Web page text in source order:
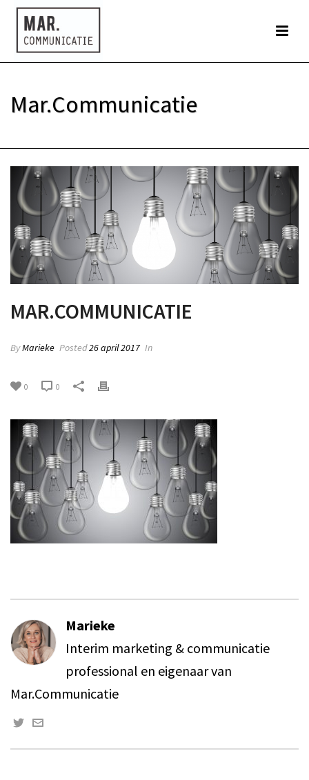
Mar.Communicatie
MAR.COMMUNICATIE
ByMarieke Posted26 april 2017 In
0 0
Marieke
Interim marketing & communicatie
professional en eigenaar van
Mar.Communicatie